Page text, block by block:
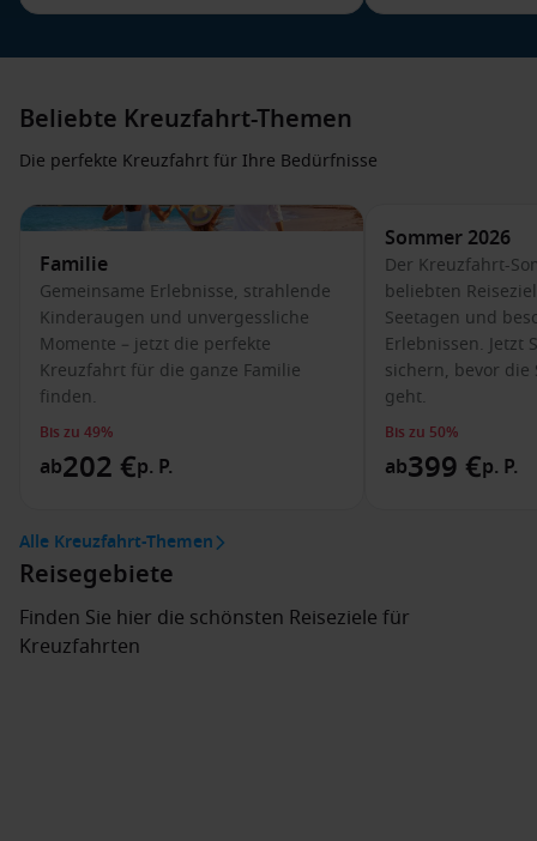
Beliebte Kreuzfahrt-Themen
Die perfekte Kreuzfahrt für Ihre Bedürfnisse
Familie
Gemeinsame Erlebnisse, strahlende
Kinderaugen und unvergessliche
Momente – jetzt die perfekte
Kreuzfahrt für die ganze Familie
finden.
Bis zu 49%
ab202 €p. P.
Sommer 2026
Der Kreuzfahrt-
beliebten
Seetagen und
Erlebnissen. Jetzt
sichern, bevor die
geht.
Bis zu 50%
ab399 €p. P.
Alle Kreuzfahrt-Themen
Reisegebiete
Finden Sie hier die schönsten Reiseziele für
Kreuzfahrten